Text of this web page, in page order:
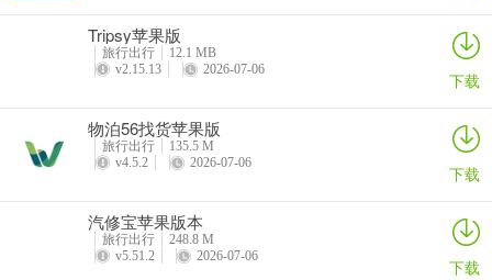
Tripsy苹果版
旅行出行
12.1 MB
v2.15.13
2026-07-06 下载
物泊56找货苹果版
旅行出行
135.5 M
v4.5.2
2026-07-06 下载
汽修宝苹果版本
旅行出行
248.8 M
v5.51.2
2026-07-06 下载